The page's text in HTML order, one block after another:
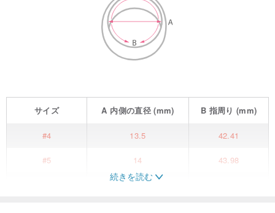
サイズ A 内側の直径(mm) B 指周り (mm)
#4 13.5 42.41
#5 14 43.98
14.5
続きを読む